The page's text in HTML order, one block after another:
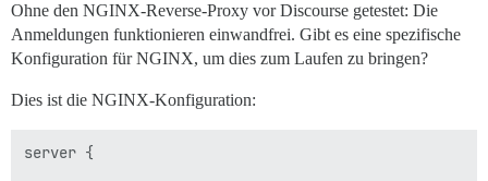
Ohne den NGINX-Reverse-Proxy vor Discourse getestet: Die
Anmeldungen funktionieren einwandfrei. Gibt es eine spezifische
Konfiguration für NGINX, um dies zum Laufen zu bringen?
Dies ist die NGINX-Konfiguration:
server {